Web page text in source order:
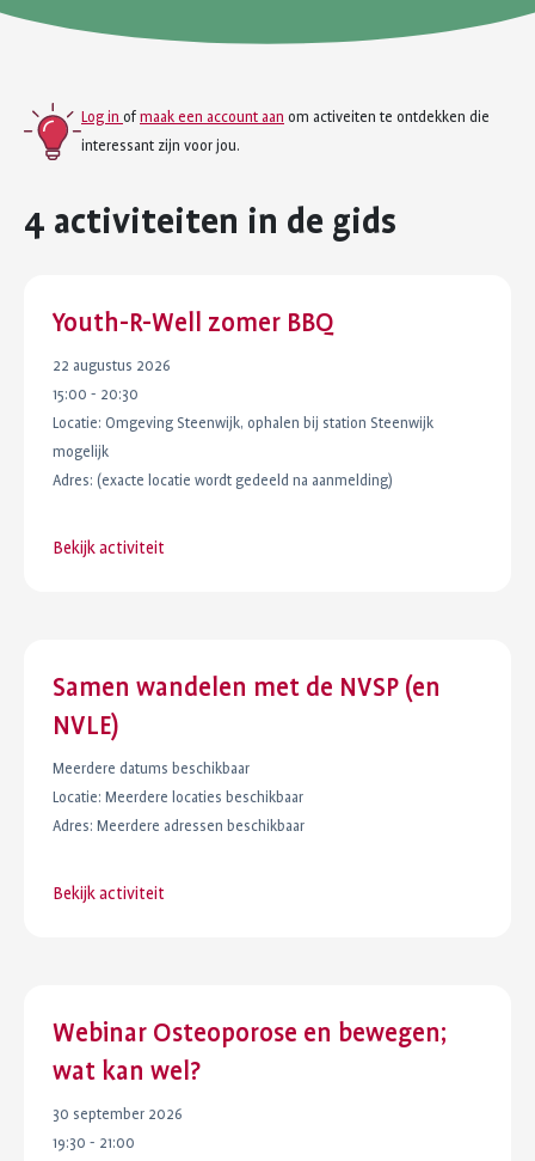
Log in of maak een account aan om activeiten te ontdekken die
interessant zijn voor jou.
4 activiteiten in de gids
Youth-R-Well zomer BBQ
22 augustus 2026
15:00 - 20:30
Locatie: Omgeving Steenwijk, ophalen bij station Steenwijk
mogelijk
Adres: (exacte locatie wordt gedeeld na aanmelding)
Bekijk activiteit
Samen wandelen met de NVSP (en
NVLE)
Meerdere datums beschikbaar
Locatie: Meerdere locaties beschikbaar
Adres: Meerdere adressen beschikbaar
Bekijk activiteit
Webinar Osteoporose en bewegen;
wat kan wel?
30 september 2026
19:30 - 21:00